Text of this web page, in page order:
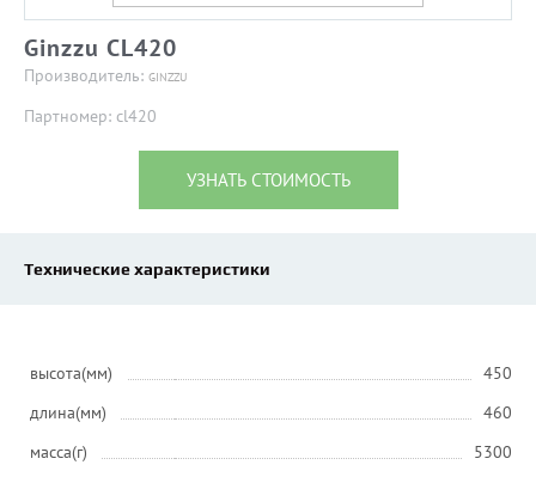
Ginzzu CL420
Производитель: GINZZU
Партномер: cl420
УЗНАТЬ СТОИМОСТЬ
Технические характеристики
высота(мм)
450
длина(мм)
460
масса(г)
5300